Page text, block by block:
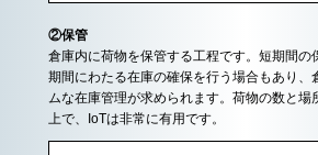
②保管
倉庫内に荷物を保管する工程です。短期間の
期間にわたる在庫の確保を行う場合もあり、
ムな在庫管理が求められます。荷物の数と場
上で、IoTは非常に有用です。